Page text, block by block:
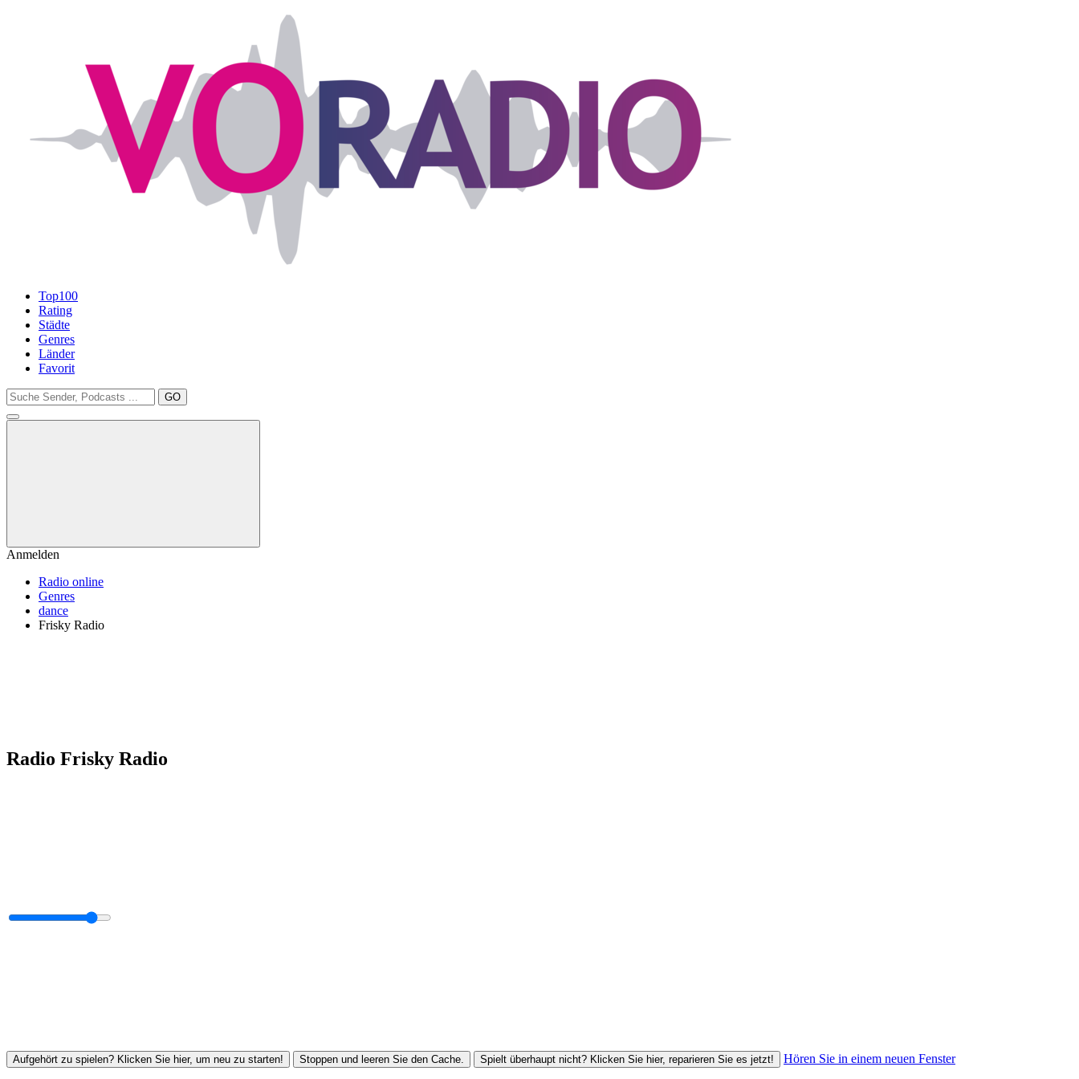
Top100
Rating
Städte
Genres
Länder
Favorit
GO
Anmelden
Radio online
Genres
dance
Frisky Radio
Radio Frisky Radio
Aufgehört zu spielen? Klicken Sie hier, um neu zu starten! Stoppen und leeren Sie den Cache. Spielt überhaupt nicht? Klicken Sie hier, reparieren Sie es jetzt! Hören Sie in einem neuen Fenster